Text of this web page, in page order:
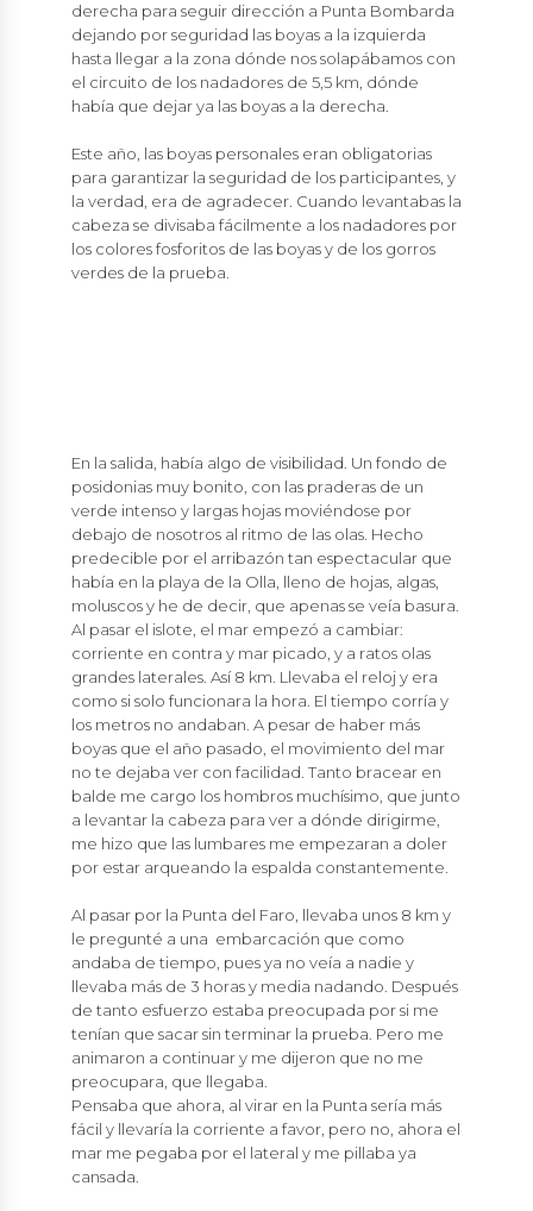
derecha para seguir dirección a Punta Bombarda
dejando por seguridad las boyas a la izquierda
hasta llegar a la zona dónde nos solapábamos con
el circuito de los nadadores de 5,5 km, dónde
había que dejar ya las boyas a la derecha.
Este año, las boyas personales eran obligatorias
para garantizar la seguridad de los participantes, y
la verdad, era de agradecer. Cuando levantabas la
cabeza se divisaba fácilmente a los nadadores por
los colores fosforitos de las boyas y de los gorros
verdes de la prueba.
En la salida, había algo de visibilidad. Un fondo de
posidonias muy bonito, con las praderas de un
verde intenso y largas hojas moviéndose por
debajo de nosotros al ritmo de las olas. Hecho
predecible por el arribazón tan espectacular que
había en la playa de la Olla, lleno de hojas, algas,
moluscos y he de decir, que apenas se veía basura.
Al pasar el islote, el mar empezó a cambiar:
corriente en contra y mar picado, y a ratos olas
grandes laterales. Así 8 km. Llevaba el reloj y era
como si solo funcionara la hora. El tiempo corría y
los metros no andaban. A pesar de haber más
boyas que el año pasado, el movimiento del mar
no te dejaba ver con facilidad. Tanto bracear en
balde me cargo los hombros muchísimo, que junto
a levantar la cabeza para ver a dónde dirigirme,
me hizo que las lumbares me empezaran a doler
por estar arqueando la espalda constantemente.
Al pasar por la Punta del Faro, llevaba unos 8 km y
le pregunté a una embarcación que como
andaba de tiempo, pues ya no veía a nadie y
llevaba más de 3 horas y media nadando. Después
de tanto esfuerzo estaba preocupada por si me
tenían que sacar sin terminar la prueba. Pero me
animaron a continuar y me dijeron que no me
preocupara, que llegaba.
Pensaba que ahora, al virar en la Punta sería más
fácil y llevaría la corriente a favor, pero no, ahora el
mar me pegaba por el lateral y me pillaba ya
cansada.